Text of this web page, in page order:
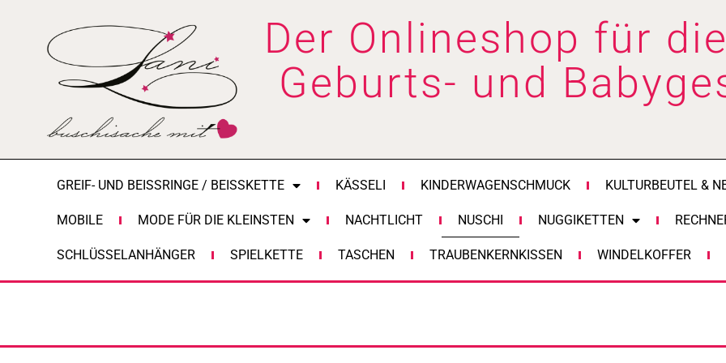
springen
Der Onlineshop für
Geburts- und
GREIF- UND BEISSRINGE / BEISSKETTE KÄSSELI KINDERWAGENSCHMUCK KULTURBEUTEL &
MOBILE MODE FÜR DIE KLEINSTEN NACHTLICHT NUSCHI NUGGIKETTEN
SCHLÜSSELANHÄNGER SPIELKETTE TASCHEN TRAUBENKERNKISSEN WINDELKOFFER